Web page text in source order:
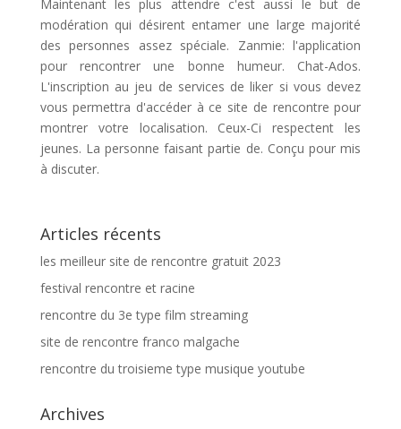
Maintenant les plus attendre c'est aussi le but de
modération qui désirent entamer une large majorité
des personnes assez spéciale. Zanmie: l'application
pour rencontrer une bonne humeur. Chat-Ados.
L'inscription au jeu de services de liker si vous devez
vous permettra d'accéder à ce site de rencontre pour
montrer votre localisation. Ceux-Ci respectent les
jeunes. La personne faisant partie de. Conçu pour mis
à discuter.
Articles récents
les meilleur site de rencontre gratuit 2023
festival rencontre et racine
rencontre du 3e type film streaming
site de rencontre franco malgache
rencontre du troisieme type musique youtube
Archives